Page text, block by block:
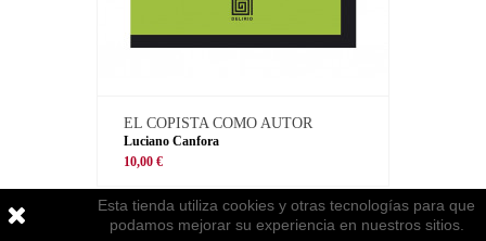
EL COPISTA COMO AUTOR
Luciano Canfora
10,00 €
Esta tienda utiliza cookies y otras tecnologías para que
podamos mejorar su experiencia en nuestros sitios.